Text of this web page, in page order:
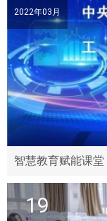
2022年03月
19